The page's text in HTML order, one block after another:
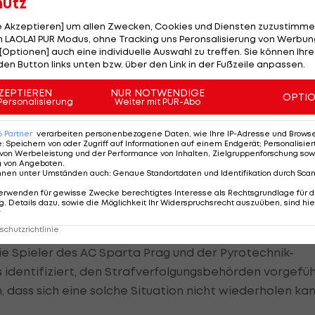
wird der Vorsitzende der Disziplinarkommission,
bei ihrer Entscheidung "im Einklang mit den
werde. Man werde in dem Bewusstsein
Signal senden muss, dass ein solches
wird".
an, dass die Nordtribüne, Heimat der Slavia-
Er erklärte unmissverständlich: "Sie wird nicht
Spieler des AC Sparta Prag und der Pyrotechnik-
identifiziert, den Strafverfolgungsbehörden
sich eine solche Situation nicht wiederholen
Akzeptieren] um allen Zwecken, Cookies und Diensten
PUR Modus, ohne Tracking uns Peronsalisierung von
auch eine individuelle Auswahl zu treffen. Sie können
Button links unten bzw. über den Link in der Fußzeile anpassen.
NUR NOTWENDIGE
Weiter mit PUR-Abo
Partner verarbeiten personenbezogene Daten, wie Ihre IP-Adresse und
: Speichern von oder Zugriff auf Informationen auf einem Endgerät;
Werbeleistung und der Performance von Inhalten, Zielgruppenforschung
von Angeboten
unter Umständen auch: Genaue Standortdaten und Identifikation durch
für gewisse Zwecke berechtigtes Interesse als Rechtsgrundlage für
Details dazu, sowie die Möglichkeit Ihr Widerspruchsrecht auszuüben, sind